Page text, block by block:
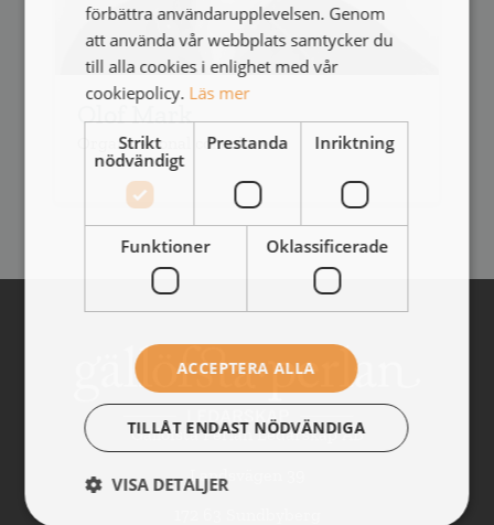
Olof Mark
Organizational consultant
Gällöfsta Perlan Ledarskap AB
Landsvägen 39
förbättra användarupplevelsen. Genom
att använda vår webbplats samtycker du
till alla cookies i enlighet med vår
cookiepolicy. Läs mer
Strikt
nödvändigt
Prestanda Inriktning
Funktioner Oklassificerade
ACCEPTERA ALLA
TILLÅT ENDAST NÖDVÄNDIGA
VISA DETALJER